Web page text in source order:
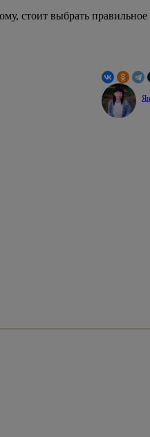
стоит выбрать правильное